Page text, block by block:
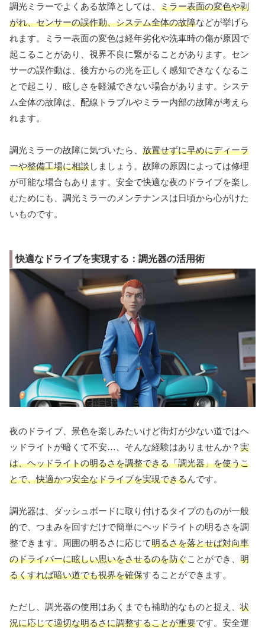
調光ミラーでよくある故障としては、 ミラー表面の変色や剥
がれ、センサーの誤作動、システム全体の故障などが挙げら
れます。ミラー表面の変色は経年劣化や洗車時の傷が原因で
起こることがあり、視界不良に繋がることがあります。セン
サーの誤作動は、後方からの光を正しく感知できなくなるこ
とで起こり、眩しさを軽減できない場合があります。システ
ム全体の故障は、配線トラブルやミラー内部の故障が考えら
れます。
調光ミラーの故障に気づいたら、 放置せずに早めにディーラ
ーや整備工場に相談しましょう。故障の原因によっては修理
が可能な場合もあります。安全で快適な夜のドライブを楽し
むためにも、調光ミラーのメンテナンスは日頃から心がけた
いものです。
快適なドライブを実現する：調光器の活用術
夜のドライブ、景色を楽しみたいけど街灯が少ない道ではヘ
ッドライトが暗くて不安…、そんな経験はありませんか？ 実
は、ヘッドライトの明るさを調整できる「調光器」を使うこ
とで、快適かつ安全なドライブを実現できるんです。
調光器は、ダッシュボードに取り付けるタイプのものが一般
的で、つまみを回すだけで簡単にヘッドライトの明るさを調
整できます。周囲の明るさに応じて明るさを落とせば対向車
のドライバーに眩しい思いをさせるのを防ぐことができ、 明
るくすれば暗い道でも視界を確保することができます。
ただし、調光器の使用はあくまでも補助的なものと捉え、 状
況に応じて適切な明るさに調整することが重要です。安全運